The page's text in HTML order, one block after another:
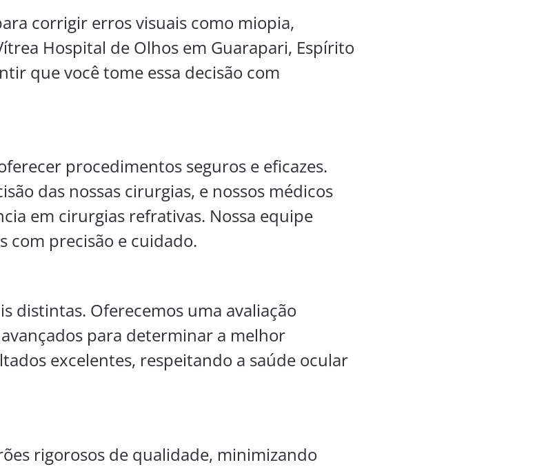
corrigir erros visuais como miopia,
Hospital de Olhos em Guarapari, Espírito
que você tome essa decisão com
procedimentos seguros e eficazes.
das nossas cirurgias, e nossos médicos
em cirurgias refrativas. Nossa equipe
com precisão e cuidado.
distintas. Oferecemos uma avaliação
para determinar a melhor
excelentes, respeitando a saúde ocular
rigorosos de qualidade, minimizando